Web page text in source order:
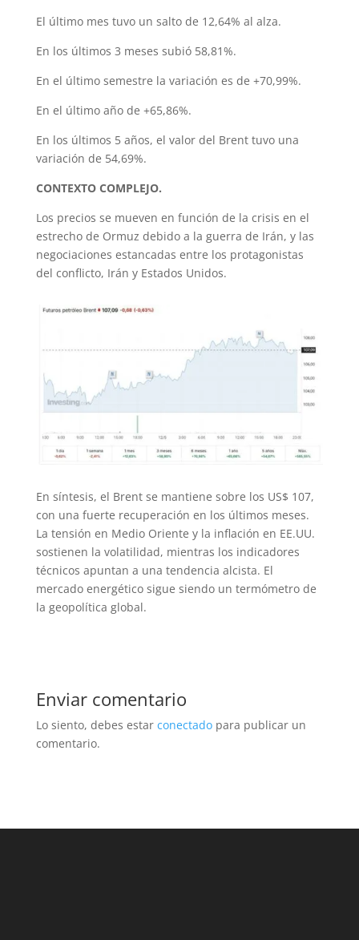
El último mes tuvo un salto de 12,64% al alza.
En los últimos 3 meses subió 58,81%.
En el último semestre la variación es de +70,99%.
En el último año de +65,86%.
En los últimos 5 años, el valor del Brent tuvo una
variación de 54,69%.
CONTEXTO COMPLEJO.
Los precios se mueven en función de la crisis en el
estrecho de Ormuz debido a la guerra de Irán, y las
negociaciones estancadas entre los protagonistas
del conflicto, Irán y Estados Unidos.
En síntesis, el Brent se mantiene sobre los US$ 107,
con una fuerte recuperación en los últimos meses.
La tensión en Medio Oriente y la inflación en EE.UU.
sostienen la volatilidad, mientras los indicadores
técnicos apuntan a una tendencia alcista. El
mercado energético sigue siendo un termómetro de
la geopolítica global.
Enviar comentario
Lo siento, debes estar conectadopara publicar un
comentario.